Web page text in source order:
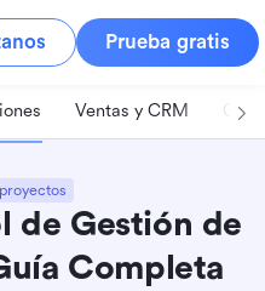
Prueba gratis
Ventas y CRM
de Gestión de
Completa
de control de